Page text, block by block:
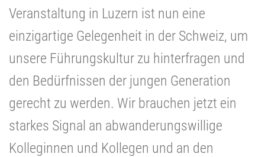
Veranstaltung in Luzern ist nun eine
einzigartige Gelegenheit in der Schweiz, um
unsere Führungskultur zu hinterfragen und
den Bedürfnissen der jungen Generation
gerecht zu werden. Wir brauchen jetzt ein
starkes Signal an abwanderungswillige
Kolleginnen und Kollegen und an den